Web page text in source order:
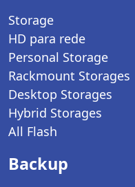
Storage
HD para rede
Personal Storage
Rackmount Storages
Desktop Storages
Hybrid Storages
All Flash
Backup